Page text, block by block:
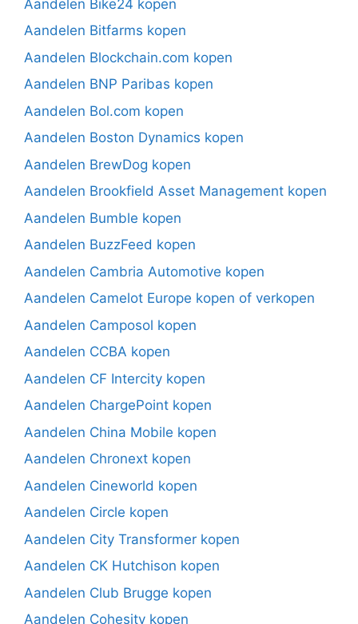
Aandelen Bike24 kopen
Aandelen Bitfarms kopen
Aandelen Blockchain.com kopen
Aandelen BNP Paribas kopen
Aandelen Bol.com kopen
Aandelen Boston Dynamics kopen
Aandelen BrewDog kopen
Aandelen Brookfield Asset Management kopen
Aandelen Bumble kopen
Aandelen BuzzFeed kopen
Aandelen Cambria Automotive kopen
Aandelen Camelot Europe kopen of verkopen
Aandelen Camposol kopen
Aandelen CCBA kopen
Aandelen CF Intercity kopen
Aandelen ChargePoint kopen
Aandelen China Mobile kopen
Aandelen Chronext kopen
Aandelen Cineworld kopen
Aandelen Circle kopen
Aandelen City Transformer kopen
Aandelen CK Hutchison kopen
Aandelen Club Brugge kopen
Aandelen Cohesity kopen